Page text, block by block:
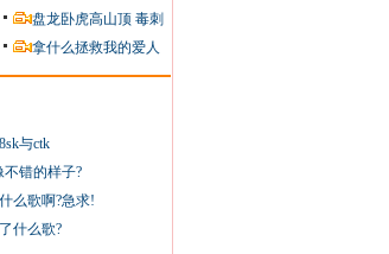
盘龙卧虎高山顶 毒刺
拿什么拯救我的爱人
与ctk
错的样子?
么歌啊?急求!
什么歌?